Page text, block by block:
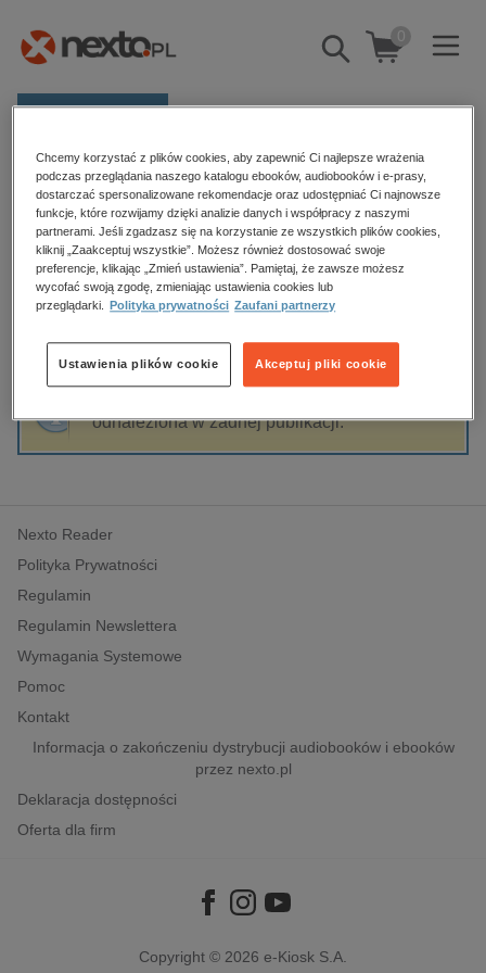
Pokaż/schowaj
wyszukiwarkę
0
Kategorie
Zobacz wszystkie E-prasa
budownictwo, aranżacja wnętrz
biznesowe, branżowe, gospodarka
dzienniki
edukacja
hobby, sport, rozrywka
komputery, internet, technologie, informatyka
polityka, społeczno-informacyjne
psychologiczne
inne
popularno-naukowe
historia
Strona główna Małgorzata Marciniak
Małgorzata Marciniak
Sortowanie Filtrowanie
odnaleziona w żadnej publikacji.
Nexto Reader
Polityka Prywatności
Regulamin
Regulamin Newslettera
Wymagania Systemowe
Pomoc
Kontakt
Informacja o zakończeniu dystrybucji audiobooków i ebooków
przez nexto.pl
Deklaracja dostępności
Oferta dla firm
Copyright © 2026 e-Kiosk S.A.
Chcemy korzystać z plików cookies, aby zapewnić Ci najlepsze wrażenia
podczas przeglądania naszego katalogu ebooków, audiobooków i e-prasy,
dostarczać spersonalizowane rekomendacje oraz udostępniać Ci najnowsze
funkcje, które rozwijamy dzięki analizie danych i współpracy z naszymi
partnerami. Jeśli zgadzasz się na korzystanie ze wszystkich plików cookies,
kliknij „Zaakceptuj wszystkie”. Możesz również dostosować swoje
preferencje, klikając „Zmień ustawienia”. Pamiętaj, że zawsze możesz
wycofać swoją zgodę, zmieniając ustawienia cookies lub
przeglądarki.
Polityka prywatności Zaufani partnerzy
Akceptuj pliki cookie
Ustawienia plików cookie